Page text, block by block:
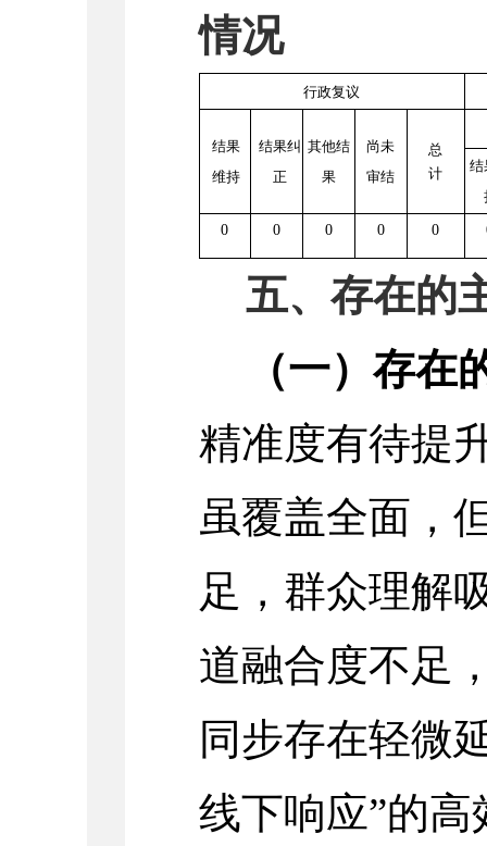
情况
行政复议
结果
维持
结果纠
正
其他结
果
尚未
审结
总
计
结
0 0 0 0 0
五、存在的
（一）存在
精准度有待提
虽覆盖全面，
足，群众理解
道融合度不足
同步存在轻微
线下响应”的